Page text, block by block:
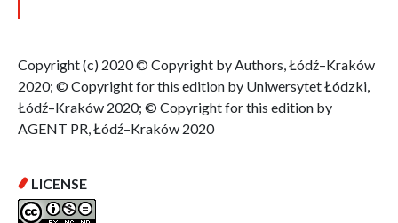
Copyright (c) 2020 © Copyright by Authors, Łódź–Kraków
2020; © Copyright for this edition by Uniwersytet Łódzki,
Łódź–Kraków 2020; © Copyright for this edition by
AGENT PR, Łódź–Kraków 2020
LICENSE